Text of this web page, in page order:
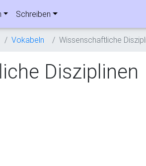
Schreiben
Vokabeln Wissenschaftliche
Disziplinen